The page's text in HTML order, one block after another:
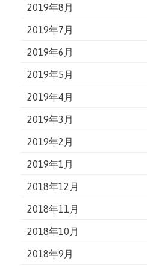
2019年8月
2019年7月
2019年6月
2019年5月
2019年4月
2019年3月
2019年2月
2019年1月
2018年12月
2018年11月
2018年10月
2018年9月